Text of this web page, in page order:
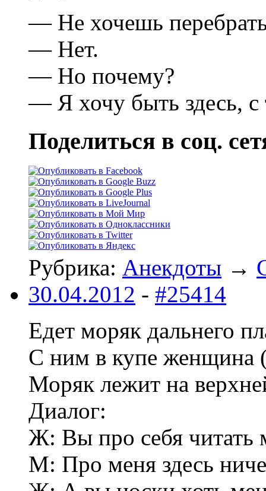
— Не хочешь
— Нет.
— Но почему?
— Я хочу быть здесь, с
Поделиться в соц.
Рубрика: Анекдоты →
30.04.2012 - #25414
Едет моряк дальнего
С ним в купе
Моряк лежит на
Диалог:
Ж: Вы про себя читать
М: Про меня здесь